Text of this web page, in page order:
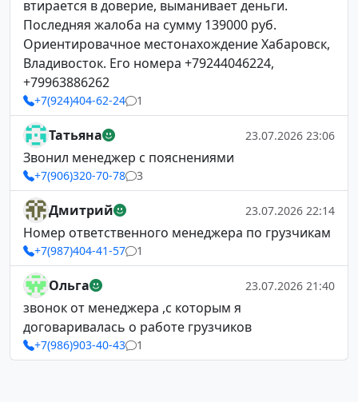
втирается в доверие, выманивает деньги.
Последняя жалоба на сумму 139000 руб.
Ориентировачное местонахождение Хабаровск,
Владивосток. Его номера +79244046224,
+79963886262
+7(924)404-62-24 1
Татьяна 23.07.2026 23:06
Звонил менеджер с пояснениями
+7(906)320-70-78 3
Дмитрий 23.07.2026 22:14
Номер ответственного менеджера по грузчикам
+7(987)404-41-57 1
Ольга 23.07.2026 21:40
звонок от менеджера ,с которым я
договаривалась о работе грузчиков
+7(986)903-40-43 1